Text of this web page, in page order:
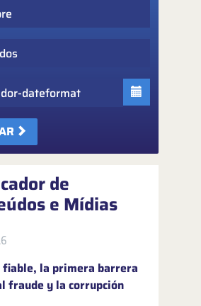
de
e Mídias
fiable, la primera barrera
fraude y la corrupción